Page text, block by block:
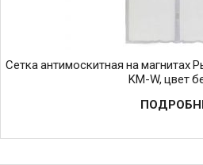
Сетка антимоскитная на магнитах
KM-W, цвет